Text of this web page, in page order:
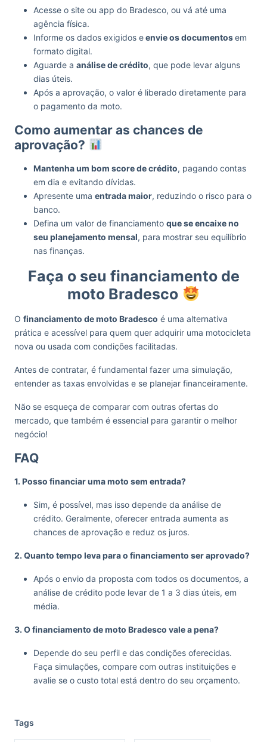
Acesse o site ou app do Bradesco, ou vá até uma
agência física.
Informe os dados exigidos eenvie os documentosem
formato digital.
Aguarde a análise de crédito, que pode levar alguns
dias úteis.
Após a aprovação, o valor é liberado diretamente para
o pagamento da moto.
Como aumentar as chances de
aprovação?
Mantenha um bom score de crédito, pagando contas
em dia e evitando dívidas.
Apresente uma entrada maior, reduzindo o risco para o
banco.
Defina um valor de financiamento que se encaixe no
seu planejamento mensal, para mostrar seu equilíbrio
nas finanças.
Faça o seu financiamento de
moto Bradesco
O financiamento de moto Bradesco é uma alternativa
prática e acessível para quem quer adquirir uma motocicleta
nova ou usada com condições facilitadas.
Antes de contratar, é fundamental fazer uma simulação,
entender as taxas envolvidas e se planejar financeiramente.
Não se esqueça de comparar com outras ofertas do
mercado, que também é essencial para garantir o melhor
negócio!
FAQ
1. Posso financiar uma moto sem entrada?
Sim, é possível, mas isso depende da análise de
crédito. Geralmente, oferecer entrada aumenta as
chances de aprovação e reduz os juros.
2. Quanto tempo leva para o financiamento ser aprovado?
Após o envio da proposta com todos os documentos, a
análise de crédito pode levar de 1 a 3 dias úteis, em
média.
3. O financiamento de moto Bradesco vale a pena?
Depende do seu perfil e das condições oferecidas.
Faça simulações, compare com outras instituições e
avalie se o custo total está dentro do seu orçamento.
Tags